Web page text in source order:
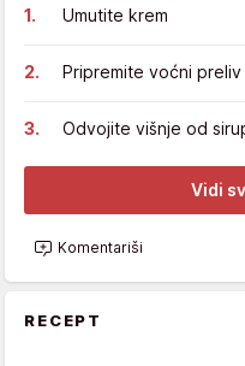
Umutite krem
Pripremite voćni preliv
Odvojite višnje od
Vidi
Komentariši
RECEPT